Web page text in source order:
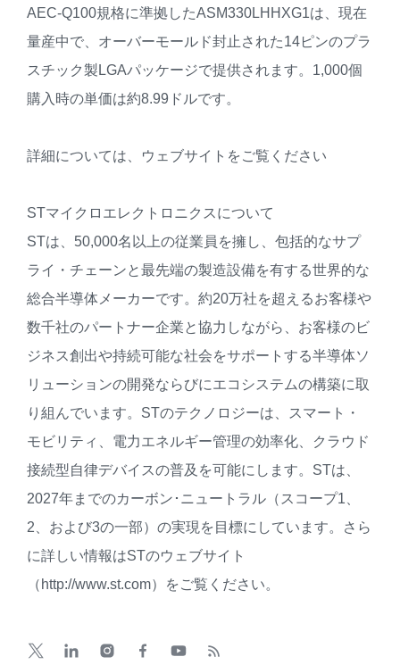
AEC-Q100規格に準拠したASM330LHHXG1は、現在
量産中で、オーバーモールド封止された14ピンのプラ
スチック製LGAパッケージで提供されます。1,000個
購入時の単価は約8.99ドルです。
詳細については、ウェブサイトをご覧ください
STマイクロエレクトロニクスについて
STは、50,000名以上の従業員を擁し、包括的なサプ
ライ・チェーンと最先端の製造設備を有する世界的な
総合半導体メーカーです。約20万社を超えるお客様や
数千社のパートナー企業と協力しながら、お客様のビ
ジネス創出や持続可能な社会をサポートする半導体ソ
リューションの開発ならびにエコシステムの構築に取
り組んでいます。STのテクノロジーは、スマート・
モビリティ、電力エネルギー管理の効率化、クラウド
接続型自律デバイスの普及を可能にします。STは、
2027年までのカーボン･ニュートラル（スコープ1、
2、および3の一部）の実現を目標にしています。さら
に詳しい情報はSTのウェブサイト
（http://www.st.com）をご覧ください。